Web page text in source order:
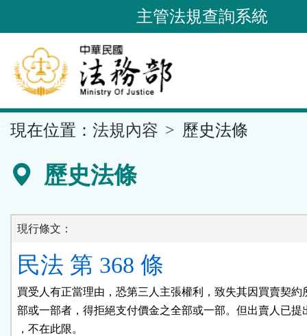
到
要
內
容
區
主管法規查詢系統
現在位置： 法規內容 歷史法條
歷史法條
現行條文：
民法 第 368 條
買受人有正當理由，恐第三人主張權利，致失其因買賣契約
部或一部者，得拒絕支付價金之全部或一部。但出賣人已提
，不在此限。